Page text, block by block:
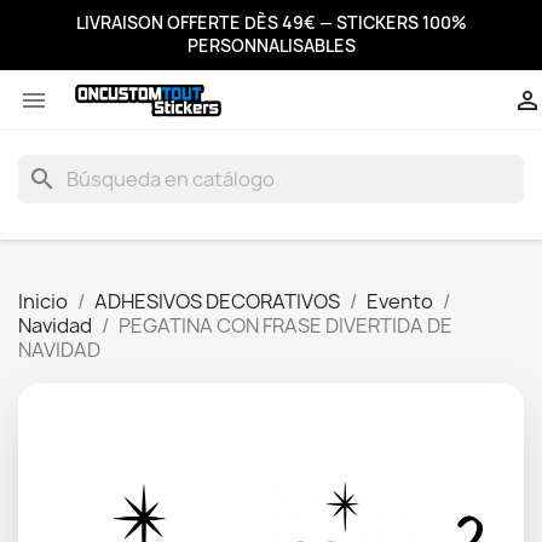
LIVRAISON OFFERTE DÈS 49€ — STICKERS 100%
PERSONNALISABLES
 
search
Inicio ADHESIVOS DECORATIVOS
Evento
Navidad
PEGATINA CON FRASE DIVERTIDA DE
NAVIDAD